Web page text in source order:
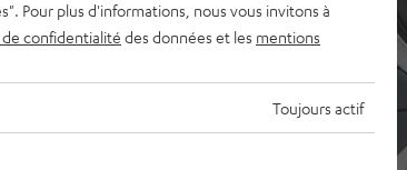
Pour plus d'informations, nous vous invitons à
confidentialité des données et les mentions
Toujours actif